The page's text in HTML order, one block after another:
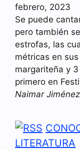
febrero, 2023
Se puede
pero también
estrofas, las
métricas en
margariteña y
primero en
Naimar
LITERATURA